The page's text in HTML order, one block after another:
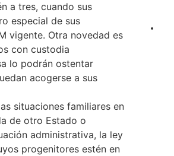
a tres, cuando sus
especial de sus
vigente. Otra novedad es
con custodia
lo podrán ostentar
acogerse a sus
situaciones familiares en
de otro Estado o
administrativa, la ley
progenitores estén en